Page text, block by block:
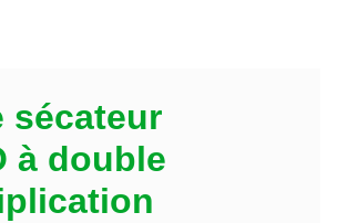
sécateur
à double